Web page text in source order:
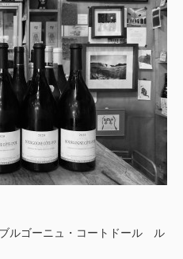
ルゴーニュ・コートドール ル